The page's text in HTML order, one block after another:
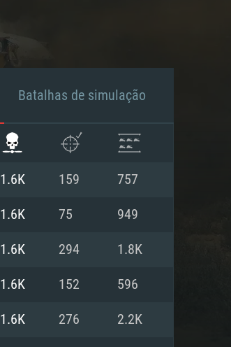
Batalhas de simulação
1.6K 159 757
1.6K 75 949
1.6K 294 1.8K
1.6K 152 596
1.6K 276 2.2K